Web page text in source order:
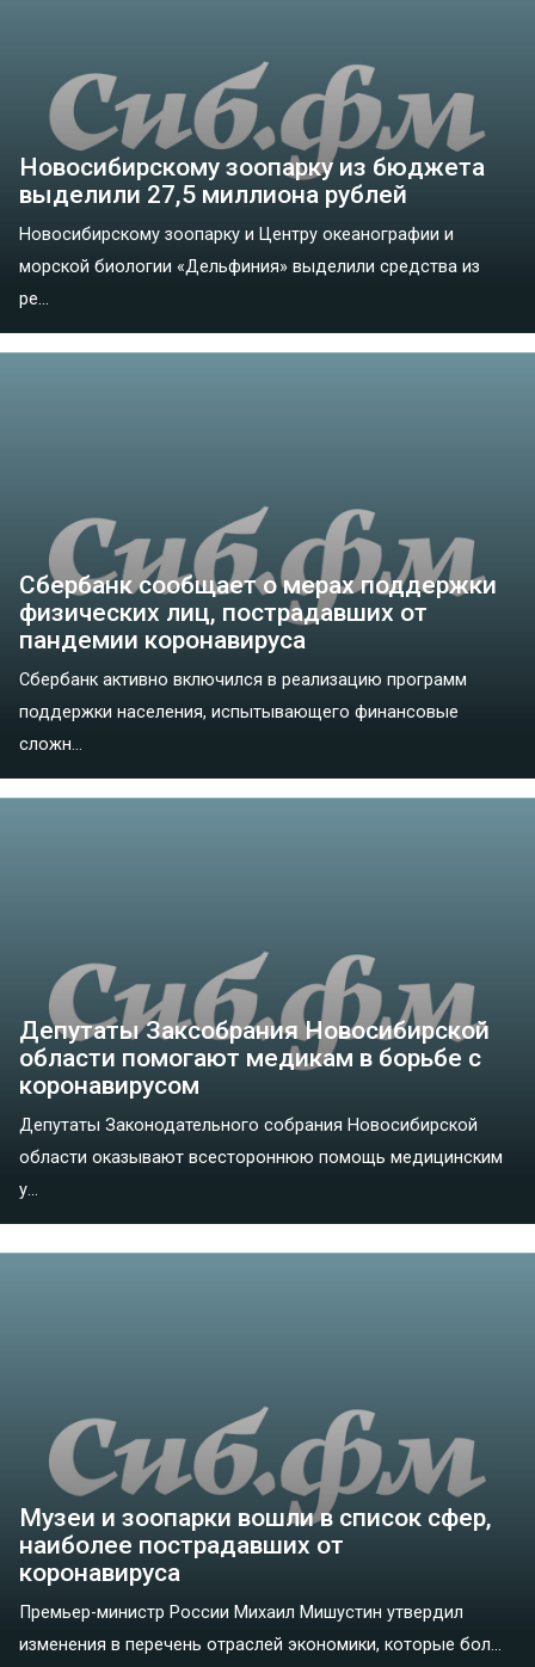
Новосибирскому зоопарку из бюджета
выделили 27,5 миллиона рублей
Новосибирскому зоопарку и Центру океанографии и
морской биологии «Дельфиния» выделили средства из
ре...
Сбербанк сообщает о мерах поддержки
физических лиц, пострадавших от
пандемии коронавируса
Сбербанк активно включился в реализацию программ
поддержки населения, испытывающего финансовые
сложн...
Депутаты Заксобрания Новосибирской
области помогают медикам в борьбе с
коронавирусом
Депутаты Законодательного собрания Новосибирской
области оказывают всестороннюю помощь медицинским
у...
Музеи и зоопарки вошли в список сфер,
наиболее пострадавших от
коронавируса
Премьер-министр России Михаил Мишустин утвердил
изменения в перечень отраслей экономики, которые бол...